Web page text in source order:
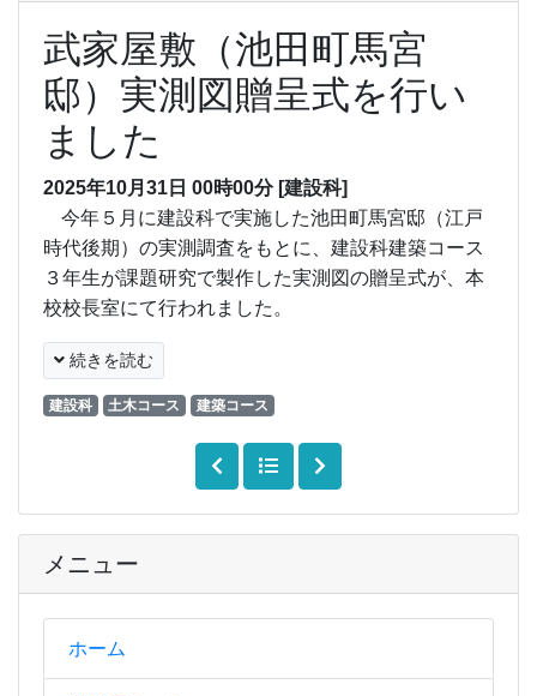
メニュー
ホーム
武家屋敷（池田町馬宮
邸）実測図贈呈式を行い
ました
2025年10月31日 00時00分 [建設科]
今年５月に建設科で実施した池田町馬宮邸（江戸
時代後期）の実測調査をもとに、建設科建築コース
３年生が課題研究で製作した実測図の贈呈式が、本
校校長室にて行われました。
続きを読む
建設科 土木コース 建築コース